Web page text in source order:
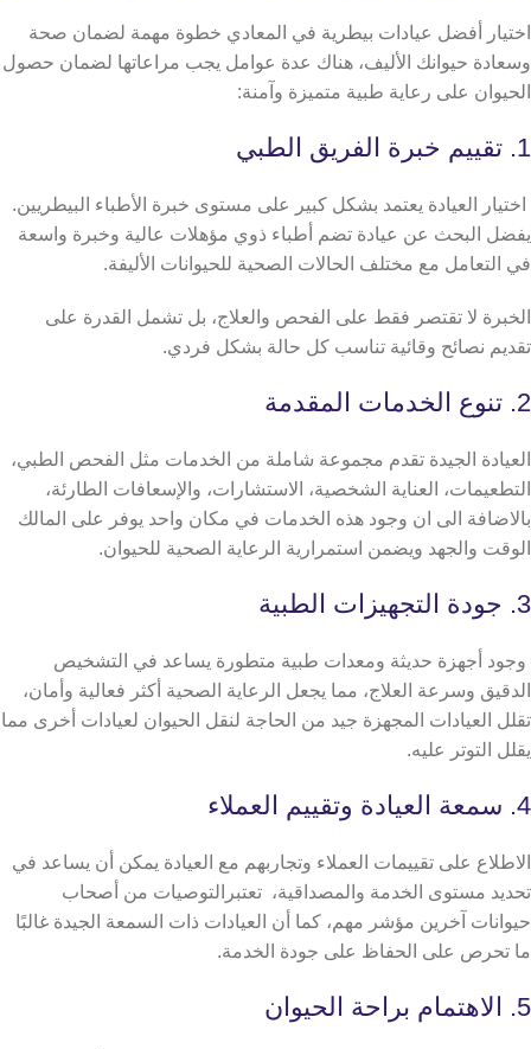
اختيار أفضل عيادات بيطرية في المعادي خطوة مهمة لضمان صحة
وسعادة حيوانك الأليف، هناك عدة عوامل يجب مراعاتها لضمان حصول
الحيوان على رعاية طبية متميزة وآمنة:
1. تقييم خبرة الفريق الطبي
اختيار العيادة يعتمد بشكل كبير على مستوى خبرة الأطباء البيطريين.
يفضل البحث عن عيادة تضم أطباء ذوي مؤهلات عالية وخبرة واسعة
في التعامل مع مختلف الحالات الصحية للحيوانات الأليفة.
الخبرة لا تقتصر فقط على الفحص والعلاج، بل تشمل القدرة على
تقديم نصائح وقائية تناسب كل حالة بشكل فردي.
2. تنوع الخدمات المقدمة
العيادة الجيدة تقدم مجموعة شاملة من الخدمات مثل الفحص الطبي،
التطعيمات، العناية الشخصية، الاستشارات، والإسعافات الطارئة،
بالاضافة الى ان وجود هذه الخدمات في مكان واحد يوفر على المالك
الوقت والجهد ويضمن استمرارية الرعاية الصحية للحيوان.
3. جودة التجهيزات الطبية
وجود أجهزة حديثة ومعدات طبية متطورة يساعد في التشخيص
الدقيق وسرعة العلاج، مما يجعل الرعاية الصحية أكثر فعالية وأمان،
تقلل العيادات المجهزة جيد من الحاجة لنقل الحيوان لعيادات أخرى مما
يقلل التوتر عليه.
4. سمعة العيادة وتقييم العملاء
الاطلاع على تقييمات العملاء وتجاربهم مع العيادة يمكن أن يساعد في
تحديد مستوى الخدمة والمصداقية، تعتبرالتوصيات من أصحاب
حيوانات آخرين مؤشر مهم، كما أن العيادات ذات السمعة الجيدة غالبًا
ما تحرص على الحفاظ على جودة الخدمة.
5. الاهتمام براحة الحيوان